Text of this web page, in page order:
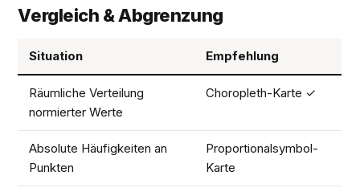
Vergleich & Abgrenzung
Situation Empfehlung
Räumliche Verteilung
normierter Werte
Choropleth-Karte ✓
Absolute Häufigkeiten an
Punkten
Proportionalsymbol-
Karte